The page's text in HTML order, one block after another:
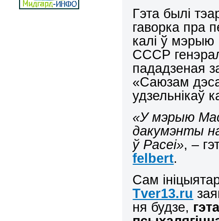
Гэта былі
гаворка пра
калі ў
СССР
пададзеная
«Саюзам
удзельнікаў
«У мэрыю
дакумэнты
ў Расеі», –
felbert.
Сам
Tver13.ru
ня будзе,